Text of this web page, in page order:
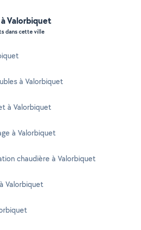
Valorbiquet
dans cette ville
à Valorbiquet
à Valorbiquet
à Valorbiquet
chaudière à Valorbiquet
Valorbiquet